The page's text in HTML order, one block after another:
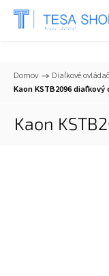
📞+421 903
Domov / Diaľkové
Kaon KSTB2096 diaľkový
Kaon